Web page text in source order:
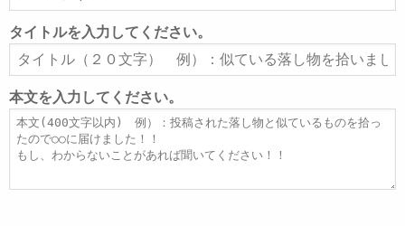
ー
ル
ア
ド
レ
ス
タイトルを入力してください。
タ
イ
ト
ル
本文を入力してください。
本
文